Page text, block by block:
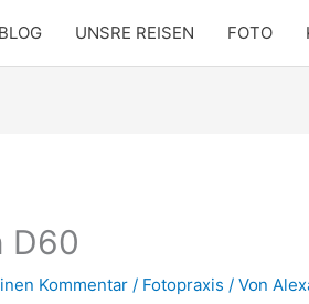
BLOG UNSRE REISEN FOTO
D60
Kommentar / Fotopraxis / Von